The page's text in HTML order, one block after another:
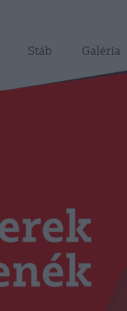
Stáb Galéria